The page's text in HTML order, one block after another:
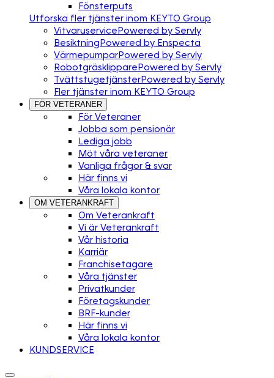
Fönsterputs
Utforska fler tjänster inom KEYTO Group
VitvaruservicePowered by Servly
BesiktningPowered by Enspecta
VärmepumparPowered by Servly
RobotgräsklipparePowered by Servly
TvättstugetjänsterPowered by Servly
Fler tjänster inom KEYTO Group
FÖR VETERANER
För Veteraner
Jobba som pensionär
Lediga jobb
Möt våra veteraner
Vanliga frågor & svar
Här finns vi
Våra lokala kontor
OM VETERANKRAFT
Om Veterankraft
Vi är Veterankraft
Vår historia
Karriär
Franchisetagare
Våra tjänster
Privatkunder
Företagskunder
BRF-kunder
Här finns vi
Våra lokala kontor
KUNDSERVICE